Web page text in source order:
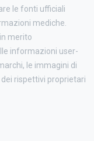
le fonti ufficiali
mediche.
merito
informazioni user-
le immagini di
rispettivi proprietari